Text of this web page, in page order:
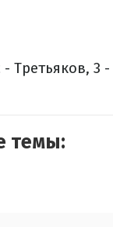
Третьяков, 3
темы: